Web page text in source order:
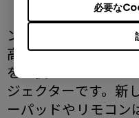
必要な
新しい「MS550」
ンと高ネイティブコ
高解像度を達成する
を提供するコンパク
ジェクターです。新
ーパッドやリモコン